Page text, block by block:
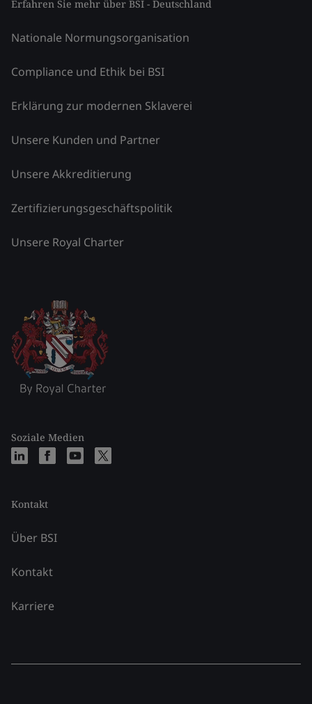
Erfahren Sie mehr über BSI - Deutschland
Nationale Normungsorganisation
Compliance und Ethik bei BSI
Erklärung zur modernen Sklaverei
Unsere Kunden und Partner
Unsere Akkreditierung
Zertifizierungsgeschäftspolitik
Unsere Royal Charter
Soziale Medien
Kontakt
Über BSI
Kontakt
Karriere